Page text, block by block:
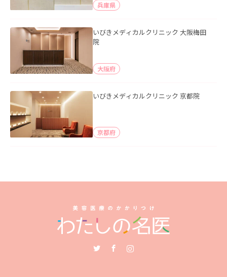
兵庫県
いびきメディカルクリニック 大阪梅田
院
大阪府
いびきメディカルクリニック 京都院
京都府